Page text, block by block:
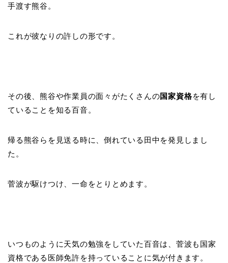
手渡す熊谷。
これが彼なりの許しの形です。
その後、熊谷や作業員の面々がたくさんの国家資格を有し
ていることを知る百音。
帰る熊谷らを見送る時に、倒れている田中を発見しまし
た。
菅波が駆けつけ、一命をとりとめます。
いつものように天気の勉強をしていた百音は、菅波も国家
資格である医師免許を持っていることに気が付きます。